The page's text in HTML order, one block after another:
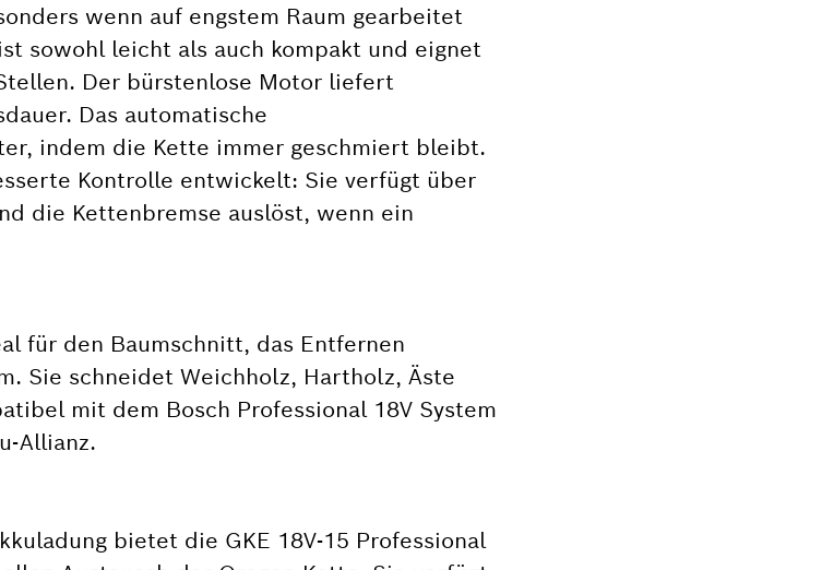
wenn auf engstem Raum gearbeitet
sowohl leicht als auch kompakt und eignet
Der bürstenlose Motor liefert
Das automatische
indem die Kette immer geschmiert bleibt.
Kontrolle entwickelt: Sie verfügt über
die Kettenbremse auslöst, wenn ein
für den Baumschnitt, das Entfernen
Sie schneidet Weichholz, Hartholz, Äste
mit dem Bosch Professional 18V System
Allianz.
bietet die GKE 18V-15 Professional